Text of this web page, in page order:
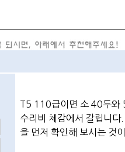
T5 110급이면 소 40두와
수리비 체감에서 갈립니
을 먼저 확인해 보시는 것